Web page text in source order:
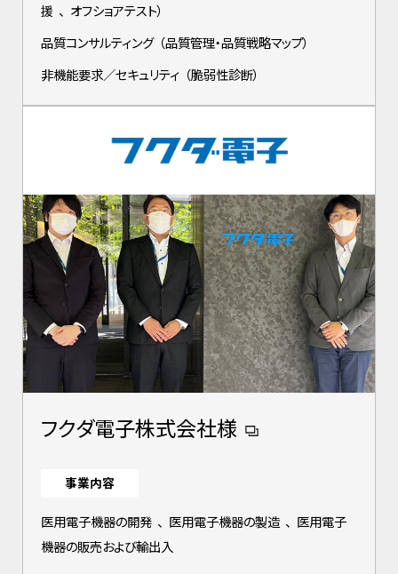
援 、 オフショアテスト）
品質コンサルティング （品質管理・品質戦略マップ）
非機能要求／セキュリティ （脆弱性診断）
フクダ電子株式会社様
事業内容
医用電子機器の開発 、 医用電子機器の製造 、 医用電子
機器の販売および輸出入